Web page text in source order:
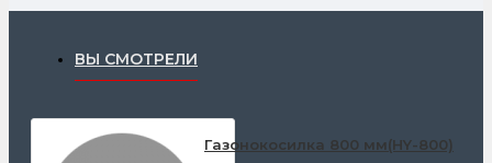
ВЫ СМОТРЕЛИ
Газонокосилка 800 мм(HY-800)